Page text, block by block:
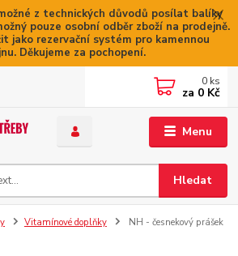
z technických důvodů posílat balíky
pouze osobní odběr zboží na prodejně.
jako rezervační systém pro kamennou
Děkujeme za pochopení.
Menu
Hledat
0 ks
za 0 Kč
Vitamínové doplňky
NH - česnekový prášek